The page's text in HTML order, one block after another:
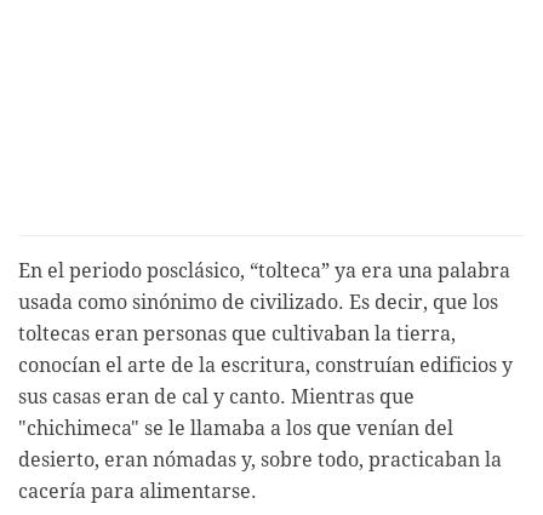
En el periodo posclásico, “tolteca” ya era una palabra
usada como sinónimo de civilizado. Es decir, que los
toltecas eran personas que cultivaban la tierra,
conocían el arte de la escritura, construían edificios y
sus casas eran de cal y canto. Mientras que
"chichimeca" se le llamaba a los que venían del
desierto, eran nómadas y, sobre todo, practicaban la
cacería para alimentarse.